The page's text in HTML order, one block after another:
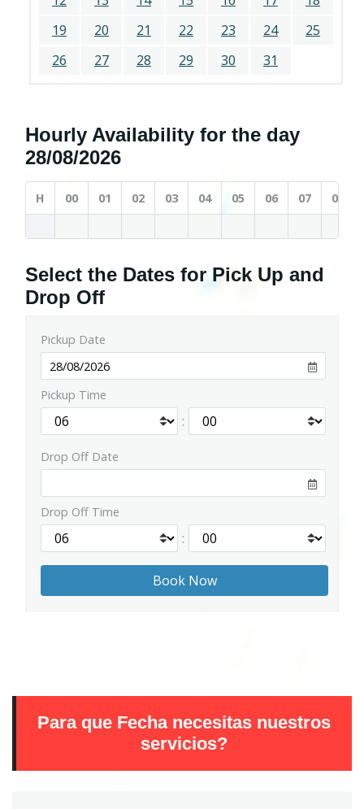
19
20 21 22 23 24
25
26
27 28 29 30 31
Hourly Availability for the day
28/08/2026
H 00 01 02 03 04 05 06 07 08
Select the Dates for Pick Up and
Drop Off
Pickup Date
Pickup Time
:
Drop Off Date
Drop Off Time
:
Para que Fecha necesitas nuestros
servicios?